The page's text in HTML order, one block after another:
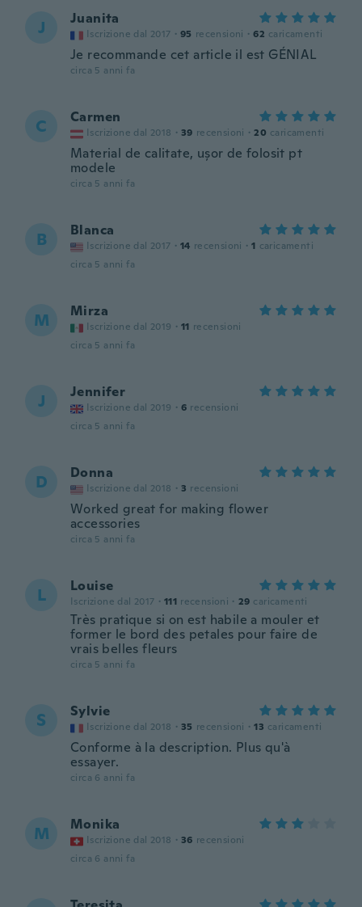
J Juanita
Iscrizione dal 2017 · 95 recensioni · 62 caricamenti
Je recommande cet article il est GÉNIAL
circa 5 anni fa
C Carmen
Iscrizione dal 2018 · 39 recensioni · 20 caricamenti
Material de calitate, ușor de folosit pt
modele
circa 5 anni fa
B Blanca
Iscrizione dal 2017 · 14 recensioni · 1 caricamenti
circa 5 anni fa
M Mirza
Iscrizione dal 2019 · 11 recensioni
circa 5 anni fa
J Jennifer
Iscrizione dal 2019 · 6 recensioni
circa 5 anni fa
D Donna
Iscrizione dal 2018 · 3 recensioni
Worked great for making flower
accessories
circa 5 anni fa
L Louise
Iscrizione dal 2017 · 111 recensioni · 29 caricamenti
Très pratique si on est habile a mouler et
former le bord des petales pour faire de
vrais belles fleurs
circa 5 anni fa
S Sylvie
Iscrizione dal 2018 · 35 recensioni · 13 caricamenti
Conforme à la description. Plus qu'à
essayer.
circa 6 anni fa
M Monika
Iscrizione dal 2018 · 36 recensioni
circa 6 anni fa